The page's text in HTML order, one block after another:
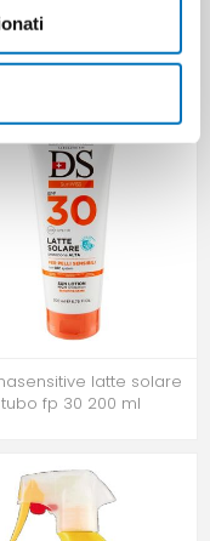
SUN MILK PROTECT &
SPF 50+ TRAVEL SIZE
100 ML
latte solare
tubo fp 30 200 ml